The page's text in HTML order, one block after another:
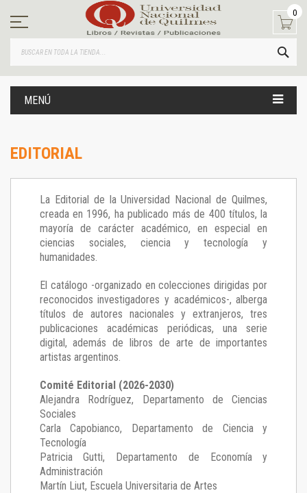
contenido
0
MENÚ
EDITORIAL
La Editorial de la Universidad Nacional de Quilmes,
creada en 1996, ha publicado más de 400 títulos, la
mayoría de carácter académico, en especial en
ciencias sociales, ciencia y tecnología y
humanidades.
El catálogo -organizado en colecciones dirigidas por
reconocidos investigadores y académicos-, alberga
títulos de autores nacionales y extranjeros, tres
publicaciones académicas periódicas, una serie
digital, además de libros de arte de importantes
artistas argentinos.
Comité Editorial (2026-2030)
Alejandra Rodríguez, Departamento de Ciencias
Sociales
Carla Capobianco, Departamento de Ciencia y
Tecnología
Patricia Gutti, Departamento de Economía y
Administración
Martín Liut, Escuela Universitaria de Artes